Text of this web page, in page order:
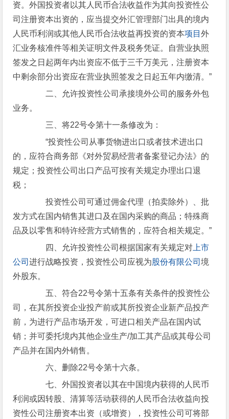
资。外国投资者以其人民币合法收益作为其向投资性公
司注册资本出资的，应当提交外汇管理部门出具的境内
人民币利润或其他人民币合法收益再投资的资本项目外
汇业务核准件等相关证明文件及税务凭证。自营业执照
签发之日起两年内出资应不低于三千万美元，注册资本
中剩余部分出资应在营业执照签发之日起五年内缴清。”
二、允许投资性公司承接境外公司的服务外包
业务。
三、将22号令第十一条修改为：
“投资性公司从事货物进出口或者技术进出口
的，应符合商务部《对外贸易经营者备案登记办法》的
规定；投资性公司出口产品可按有关规定办理出口退
税；
投资性公司可通过佣金代理（拍卖除外）、批
发方式在国内销售其进口及在国内采购的商品；特殊商
品及以零售和特许经营方式销售的，应符合相关规定。”
四、允许投资性公司根据国家有关规定对 上市
公司进行战略投资，投资性公司应视为股份有限公司境
外股东。
五、符合22号令第十五条有关条件的投资性公
司，在其所投资企业投产前或其所投资企业新产品投产
前，为进行产品市场开发，可进口相关产品在国内试
销；并可委托境内其他企业生产/加工其产品或其母公司
产品并在国内外销售。
六、删除22号令第十六条。
七、外国投资者以其在中国境内获得的人民币
利润或因转股、清算等活动获得的人民币合法收益向投
资性公司注册资本出资（或增资），投资性公司可将部